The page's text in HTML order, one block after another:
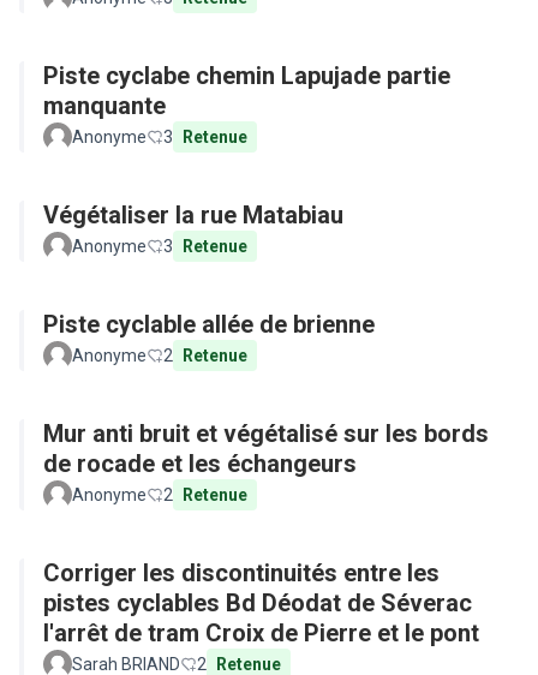
Piste cyclabe chemin Lapujade partie
manquante
Anonyme 3 Retenue
Végétaliser la rue Matabiau
Anonyme 3 Retenue
Piste cyclable allée de brienne
Anonyme 2 Retenue
Mur anti bruit et végétalisé sur les bords
de rocade et les échangeurs
Anonyme 2 Retenue
Corriger les discontinuités entre les
pistes cyclables Bd Déodat de Séverac
l'arrêt de tram Croix de Pierre et le pont
Sarah BRIAND 2 Retenue